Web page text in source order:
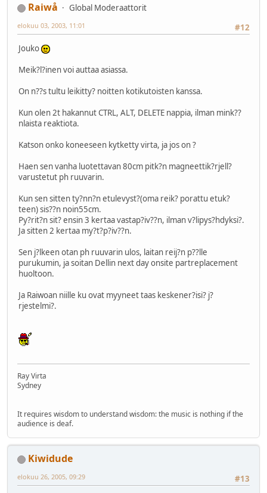
Raiwå
Global Moderaattorit
#12
elokuu 03, 2003, 11:01
Jouko
Meik?l?inen voi auttaa asiassa.
On n??s tultu leikitty? noitten kotikutoisten kanssa.
Kun olen 2t hakannut CTRL, ALT, DELETE nappia, ilman mink??
nlaista reaktiota.
Katson onko koneeseen kytketty virta, ja jos on ?
Haen sen vanha luotettavan 80cm pitk?n magneettik?rjell?
varustetut ph ruuvarin.
Kun sen sitten ty?nn?n etulevyst?(oma reik? porattu etuk?
teen) sis??n noin55cm.
Py?rit?n sit? ensin 3 kertaa vastap?iv??n, ilman v?lipys?hdyksi?.
Ja sitten 2 kertaa my?t?p?iv??n.
Sen j?lkeen otan ph ruuvarin ulos, laitan reij?n p??lle
purukumin, ja soitan Dellin next day onsite partreplacement
huoltoon.
Ja Raiwoan niille ku ovat myyneet taas keskener?isi? j?
rjestelmi?.
Ray Virta
Sydney
It requires wisdom to understand wisdom: the music is nothing if the
audience is deaf.
Kiwidude
#13
elokuu 26, 2005, 09:29